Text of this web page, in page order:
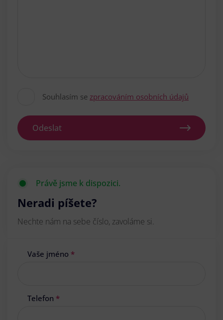
Souhlasím se zpracováním osobních údajů
Odeslat
Právě jsme k dispozici.
Neradi píšete?
Nechte nám na sebe číslo, zavoláme si.
Vaše jméno *
Telefon *